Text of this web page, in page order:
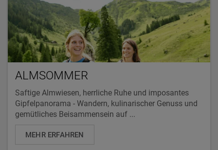
ALMSOMMER
Saftige Almwiesen, herrliche Ruhe und imposantes
Gipfelpanorama - Wandern, kulinarischer Genuss und
gemütliches Beisammensein auf ...
MEHR ERFAHREN